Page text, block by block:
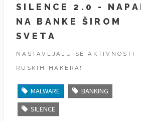
SILENCE 2.0 -
NA BANKE ŠIROM
SVETA
NASTAVLJAJU SE AKTIVNOSTI
RUSKIH HAKERA!
MALWARE BANKING
SILENCE